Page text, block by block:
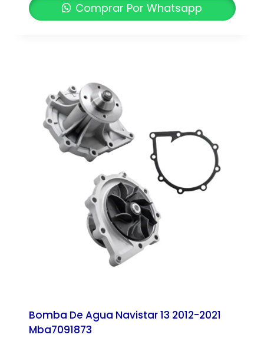
Comprar Por Whatsapp
Bomba De Agua Navistar 13 2012-2021
Mba7091873